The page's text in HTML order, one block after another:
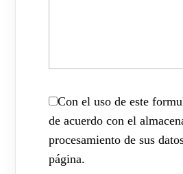
Con el uso de este
de acuerdo con el
procesamiento de sus
página.